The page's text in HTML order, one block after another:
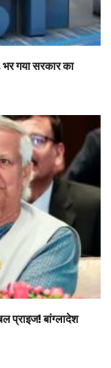
गया सरकार का
प्राइज! बांग्लादेश